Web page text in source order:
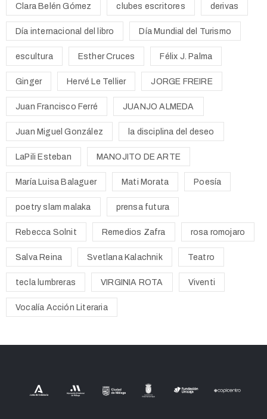
Clara Belén Gómez clubes escritores derivas
Día internacional del libro Día Mundial del Turismo
escultura Esther Cruces Félix J. Palma
Ginger Hervé Le Tellier JORGE FREIRE
Juan Francisco Ferré JUANJO ALMEDA
Juan Miguel González la disciplina del deseo
LaPili Esteban MANOJITO DE ARTE
María Luisa Balaguer Mati Morata Poesía
poetry slam malaka prensa futura
Rebecca Solnit Remedios Zafra rosa romojaro
Salva Reina Svetlana Kalachnik Teatro
tecla lumbreras VIRGINIA ROTA Viventi
Vocalía Acción Literaria